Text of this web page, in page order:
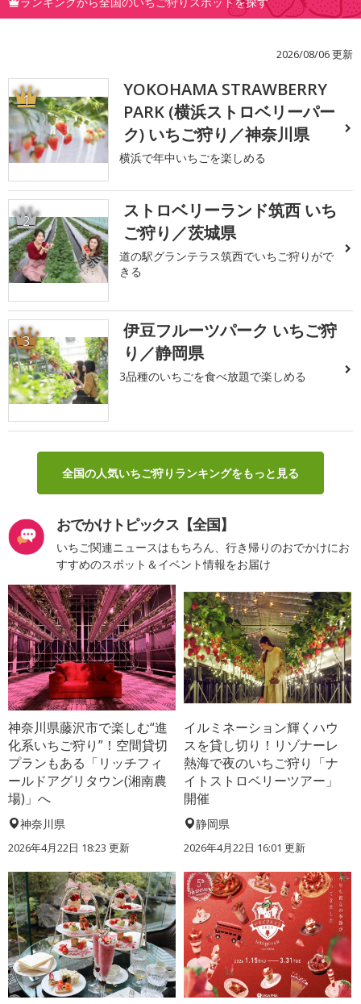
2026/08/06 更新
1
YOKOHAMA STRAWBERRY
PARK (横浜ストロベリーパー
ク) いちご狩り／神奈川県
横浜で年中いちごを楽しめる
2
ストロベリーランド筑西 いち
ご狩り／茨城県
道の駅グランテラス筑西でいちご狩りがで
きる
3
伊豆フルーツパーク いちご狩
り／静岡県
3品種のいちごを食べ放題で楽しめる
全国の人気いちご狩りランキングをもっと見る
おでかけトピックス【全国】
いちご関連ニュースはもちろん、行き帰りのおでかけにお
すすめのスポット＆イベント情報をお届け
神奈川県藤沢市で楽しむ“進
化系いちご狩り”！空間貸切
プランもある「リッチフィ
ールドアグリタウン(湘南農
場)」へ
神奈川県
2026年4月22日 18:23 更新
イルミネーション輝くハウ
スを貸し切り！リゾナーレ
熱海で夜のいちご狩り「ナ
イトストロベリーツアー」
開催
静岡県
2026年4月22日 16:01 更新